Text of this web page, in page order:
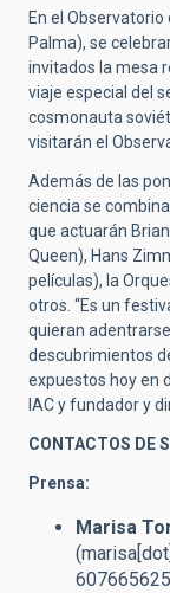
En el
Palma), se
invitados la mesa
viaje especial del
cosmonauta
visitarán el
Además de las
ciencia se
que actuarán
Queen), Hans
películas), la
otros. “Es un
quieran
descubrimientos
expuestos hoy en
IAC y fundador y
CONTACTOS DE
Prensa:
Marisa
607665625